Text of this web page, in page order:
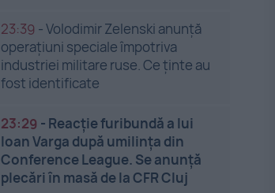
23:39 -Volodimir Zelenski anunță
operațiuni speciale împotriva
industriei militare ruse. Ce ținte au
fost identificate
23:29 - Reacție furibundă a lui
Ioan Varga după umilința din
Conference League. Se anunță
plecări în masă de la CFR Cluj